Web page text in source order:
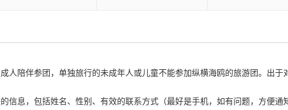
人陪伴参团，单独旅行的未成年人或儿童不能参加纵横海鸥的旅游团。出
信息，包括姓名、性别、有效的联系方式（最好是手机，如有问题，方便